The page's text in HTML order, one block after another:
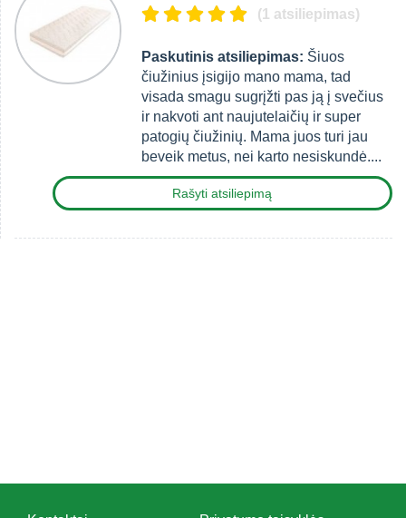
(1 atsiliepimas)
Paskutinis atsiliepimas: Šiuos
čiužinius įsigijo mano mama, tad
visada smagu sugrįžti pas ją į svečius
ir nakvoti ant naujutelaičių ir super
patogių čiužinių. Mama juos turi jau
beveik metus, nei karto nesiskundė....
Rašyti atsiliepimą